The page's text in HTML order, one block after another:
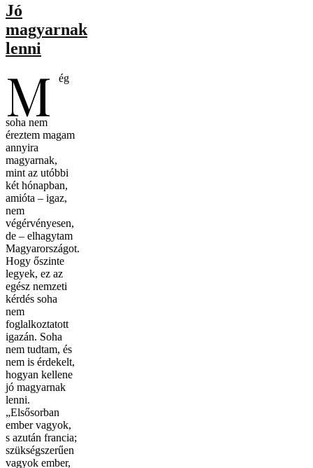
Jó
magyarnak
lenni
M ég
soha nem
éreztem magam
annyira
magyarnak,
mint az utóbbi
két hónapban,
amióta – igaz,
nem
végérvényesen,
de – elhagytam
Magyarországot.
Hogy őszinte
legyek, ez az
egész nemzeti
kérdés soha
nem
foglalkoztatott
igazán. Soha
nem tudtam, és
nem is érdekelt,
hogyan kellene
jó magyarnak
lenni.
„Elsősorban
ember vagyok,
s azután francia;
szükségszerűen
vagyok ember,